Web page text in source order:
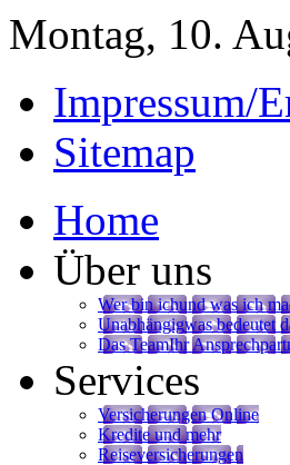
Montag, 10.
Impressum/
Sitemap
Home
Über uns
Wer bin ichund was ich
Unabhängigwas bedeutet
Das TeamIhr
Services
Versicherungen Online
Kredite und mehr
Reiseversicherungen